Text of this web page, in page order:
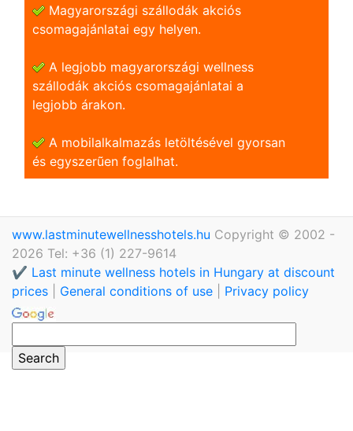
Magyarországi szállodák akciós
csomagajánlatai egy helyen.
A legjobb magyarországi wellness
szállodák akciós csomagajánlatai a
legjobb árakon.
A mobilalkalmazás letöltésével gyorsan
és egyszerũen foglalhat.
www.lastminutewellnesshotels.hu Copyright © 2002 -
2026 Tel: +36 (1) 227-9614
✔️ Last minute wellness hotels in Hungary at discount
prices
General conditions of use Privacy policy